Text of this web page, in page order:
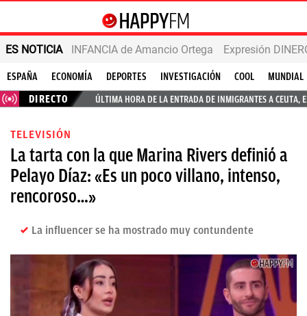
ES NOTICIA INFANCIA de Amancio Ortega Expresión
ESPAÑA ECONOMÍA DEPORTES INVESTIGACIÓN COOL
MUNDIAL
DIRECTO
ÚLTIMA HORA DE LA ENTRADA DE INMIGRANTES A CEUTA,
TELEVISIÓN
La tarta con la que Marina Rivers definió a
Pelayo Díaz: «Es un poco villano, intenso,
rencoroso…»
La influencer se ha mostrado muy contundente